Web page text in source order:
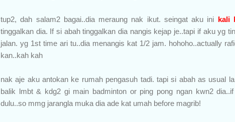
tup2, dah salam2 bagai..dia meraung nak ikut. seingat aku ini kali
tinggalkan dia. If si abah tinggalkan dia nangis kejap je..tapi if aku yg
jalan. yg 1st time ari tu..dia menangis kat 1/2 jam. hohoho..actually
kan..kah kah
nak aje aku antokan ke rumah pengasuh tadi. tapi si abah as usual
balik lmbt & kdg2 gi main badminton or ping pong ngan kwn2
dulu..so mmg jarangla muka dia ade kat umah before magrib!